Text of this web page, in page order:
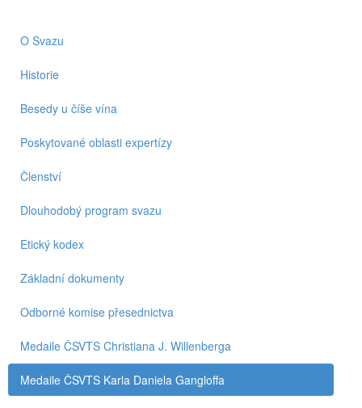
O Svazu
Historie
Besedy u číše vína
Poskytované oblasti expertízy
Členství
Dlouhodobý program svazu
Etický kodex
Základní dokumenty
Odborné komise přesednictva
Medaile ČSVTS Christiana J. Willenberga
Medaile ČSVTS Karla Daniela Gangloffa